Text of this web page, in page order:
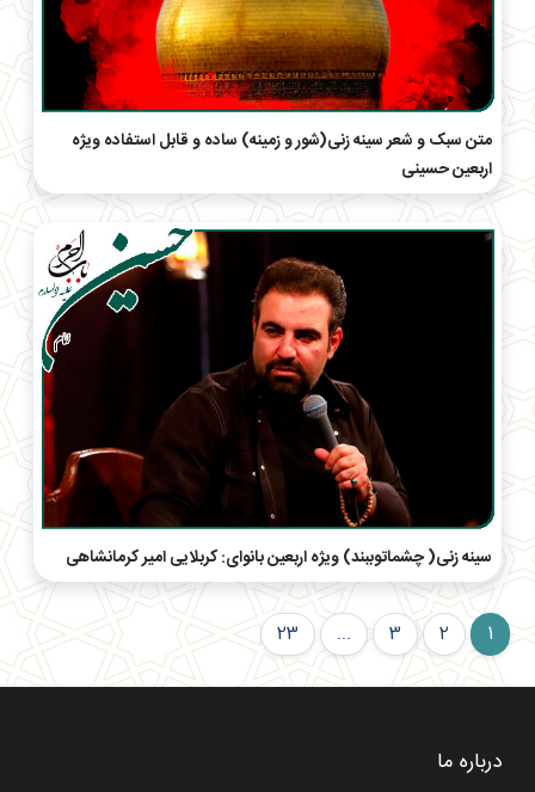
متن سبک و شعر سینه زنی(شور و زمینه) ساده و قابل استفاده ویژه
اربعین حسینی
سینه زنی( چشماتوببند) ویژه اربعین بانوای: کربلایی امیر کرمانشاهی
1
2
3
...
23
درباره ما